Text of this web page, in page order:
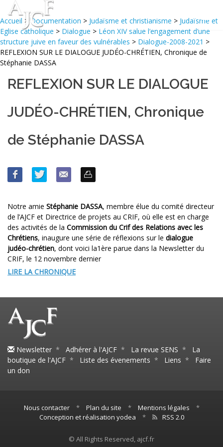
Accueil >Documentation > Judaïsme et christianisme > Judaïsme et
Eglise catholique > Dialogue > Léon XIV salue l’engagement d’une
structure juive en faveur des vulnérables > Dialogue-2008-2021 >
REFLEXION SUR LE DIALOGUE JUDÉO-CHRÉTIEN, Chronique de
Stéphanie DASSA
REFLEXION SUR LE DIALOGUE
JUDÉO-CHRÉTIEN, Chronique
de Stéphanie DASSA
Notre amie Stéphanie DASSA, membre élue du comité directeur
de l’AJCF et Directrice de projets au CRIF, où elle est en charge
des activités de la Commission du Crif des Relations avec les
Chrétiens, inaugure une série de réflexions sur le dialogue
judéo-chrétien, dont voici la1ère parue dans la Newsletter du
CRIF, le 12 novembre dernier
LIRE LA CHRONIQUE
Newsletter * Adhérer à l'AJCF * La revue SENS * La
boutique de l'AJCF * Liste des évenements * Liens * Faire
un don
Nous contacter * Plan du site * Mentions légales
*
Conception et réalisation yodea
* RSS 2.0
© All Rights Reserved, ajcf.fr